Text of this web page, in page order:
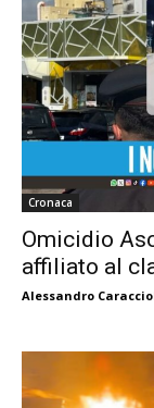
Cronaca
Omicidio
affiliato al
Alessandro